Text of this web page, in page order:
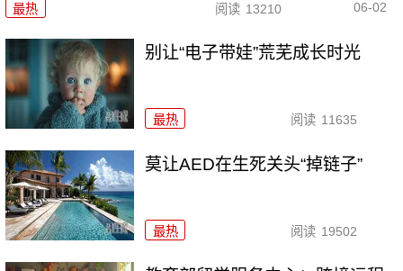
最热 阅读 13210 06-02
别让“电子带娃”荒芜成长时光
最热 阅读 11635
莫让AED在生死关头“掉链子”
最热 阅读 19502